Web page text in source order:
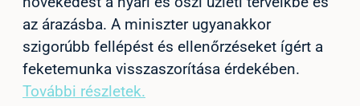
az árazásba. A miniszter ugyanakkor
szigorúbb fellépést és ellenőrzéseket ígért a
feketemunka visszaszorítása érdekében.
További részletek.